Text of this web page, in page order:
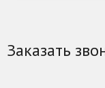
Заказать